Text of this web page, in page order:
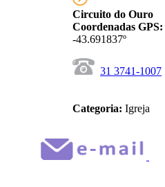
Circuito do Ouro
Coordenadas GPS:
-43.691837º
31 3741-1007
Categoria: Igreja